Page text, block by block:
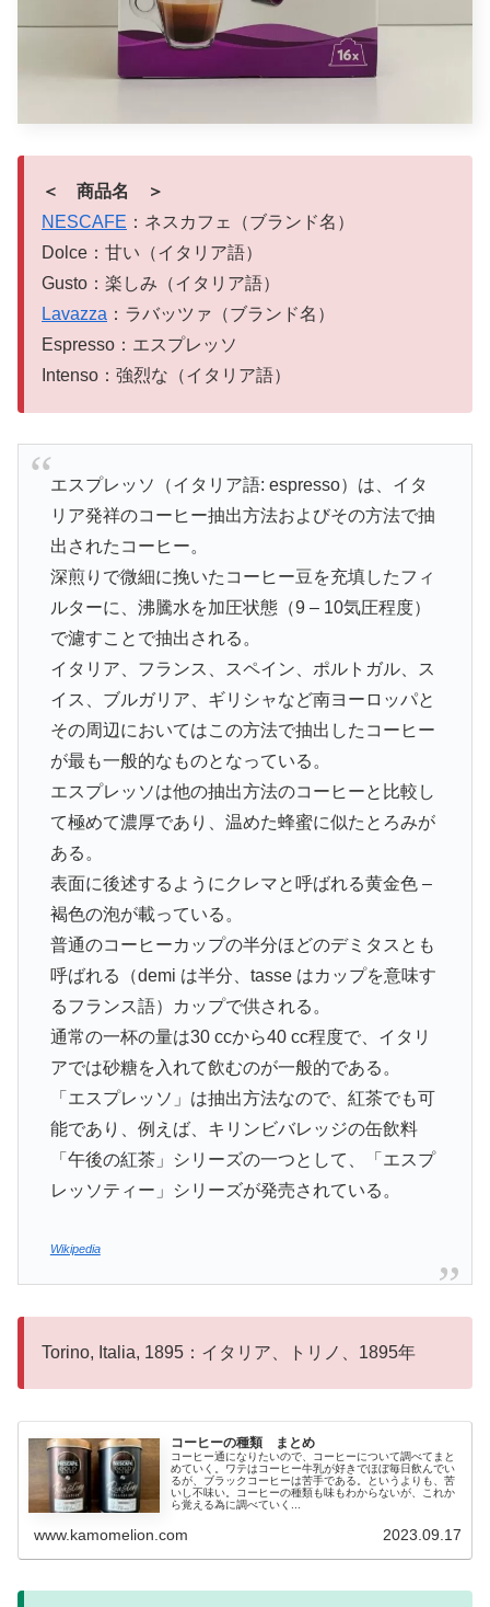
＜ 商品名 ＞
NESCAFE ：ネスカフェ（ブランド名）
Dolce：甘い（イタリア語）
Gusto：楽しみ（イタリア語）
Lavazza ：ラバッツァ（ブランド名）
Espresso：エスプレッソ
Intenso：強烈な（イタリア語）
エスプレッソ（イタリア語: espresso）は、イタ
リア発祥のコーヒー抽出方法およびその方法で抽
出されたコーヒー。
深煎りで微細に挽いたコーヒー豆を充填したフィ
ルターに、沸騰水を加圧状態（9 – 10気圧程度）
で濾すことで抽出される。
イタリア、フランス、スペイン、ポルトガル、ス
イス、ブルガリア、ギリシャなど南ヨーロッパと
その周辺においてはこの方法で抽出したコーヒー
が最も一般的なものとなっている。
エスプレッソは他の抽出方法のコーヒーと比較し
て極めて濃厚であり、温めた蜂蜜に似たとろみが
ある。
表面に後述するようにクレマと呼ばれる黄金色 –
褐色の泡が載っている。
普通のコーヒーカップの半分ほどのデミタスとも
呼ばれる（demi は半分、tasse はカップを意味す
るフランス語）カップで供される。
通常の一杯の量は30 ccから40 cc程度で、イタリ
アでは砂糖を入れて飲むのが一般的である。
「エスプレッソ」は抽出方法なので、紅茶でも可
能であり、例えば、キリンビバレッジの缶飲料
「午後の紅茶」シリーズの一つとして、「エスプ
レッソティー」シリーズが発売されている。
Wikipedia
Torino, Italia, 1895：イタリア、トリノ、1895年
コーヒーの種類 まとめ
コーヒー通になりたいので、コーヒーについて調べてまと
めていく。ワテはコーヒー牛乳が好きでほぼ毎日飲んでい
るが、ブラックコーヒーは苦手である。というよりも、苦
いし不味い。コーヒーの種類も味もわからないが、これか
ら覚える為に調べていく...
www.kamomelion.com 2023.09.17